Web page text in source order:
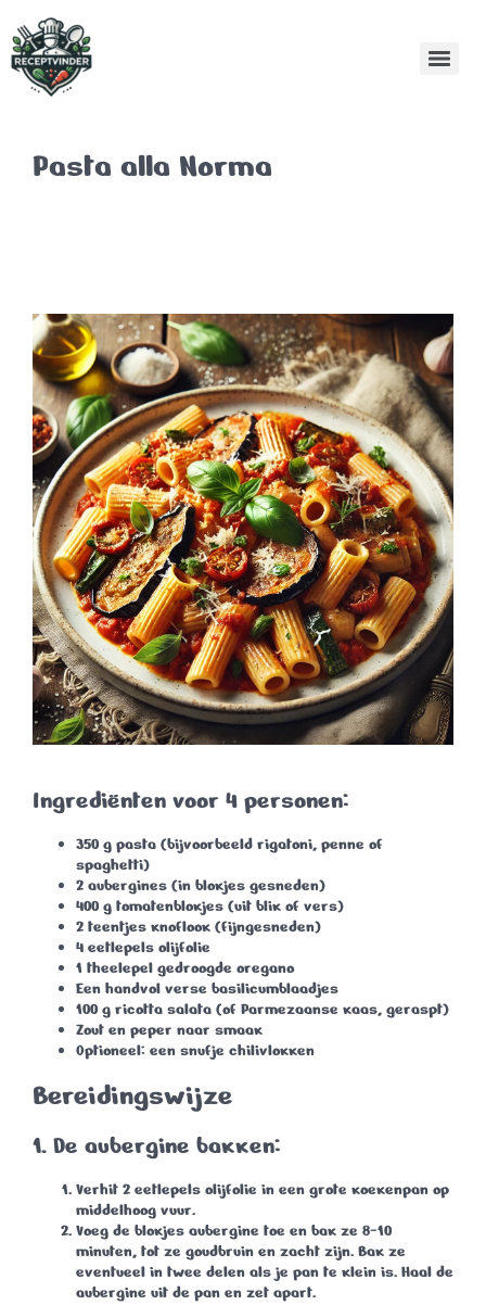
Pasta alla Norma
Ingrediënten voor 4 personen:
350 g pasta (bijvoorbeeld rigatoni, penne of
spaghetti)
2 aubergines (in blokjes gesneden)
400 g tomatenblokjes (uit blik of vers)
2 teentjes knoflook (fijngesneden)
4 eetlepels olijfolie
1 theelepel gedroogde oregano
Een handvol verse basilicumblaadjes
100 g ricotta salata (of Parmezaanse kaas, geraspt)
Zout en peper naar smaak
Optioneel: een snufje chilivlokken
Bereidingswijze
1. De aubergine bakken:
Verhit 2 eetlepels olijfolie in een grote koekenpan op
middelhoog vuur.
Voeg de blokjes aubergine toe en bak ze 8-10
minuten, tot ze goudbruin en zacht zijn. Bak ze
eventueel in twee delen als je pan te klein is. Haal de
aubergine uit de pan en zet apart.